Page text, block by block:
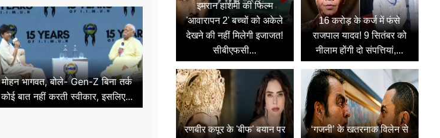
मोहन भागवत, बोले- Gen-Z बिना तर्क
कोई बात नहीं करती स्वीकार, इसलिए...
इमरान हाशमी की फिल्म
'आवारापन 2' बच्चों को अकेले
देखने की नहीं मिलेगी इजाजत!
सीबीएफसी...
16 करोड़ के कर्ज में फंसे
राजपाल यादव! 9 सितंबर को
नीलाम होंगी दो संपत्तियां,...
रणबीर कपूर के 'बीफ' बयान पर
‘गजनी’ के खतरनाक विलेन से